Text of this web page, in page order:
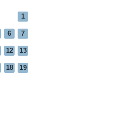
1
6 7
12 13
18 19